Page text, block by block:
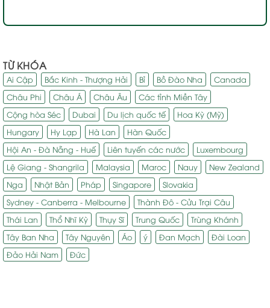
TỪ KHÓA
Ai Cập Bắc Kinh - Thượng Hải Bỉ Bồ Đào Nha
Canada
Châu Phi
Châu Á Châu Âu
Các tỉnh Miền Tây
Cộng hòa Séc
Dubai Du lịch quốc tế
Hoa Kỳ (Mỹ)
Hungary
Hy Lạp Hà Lan
Hàn Quốc
Hội An - Đà Nẵng - Huế
Liên tuyến các nước
Luxembourg
Lệ Giang - Shangrila
Malaysia Maroc Nauy
New Zealand
Nga
Nhật Bản Pháp Singapore
Slovakia
Sydney - Canberra - Melbourne
Thành Đô - Cửu Trại Câu
Thái Lan
Thổ Nhĩ Kỳ Thụy Sĩ Trung Quốc
Trùng Khánh
Tây Ban Nha
Tây Nguyên Áo ý Đan Mạch
Đài Loan
Đảo Hải Nam
Đức